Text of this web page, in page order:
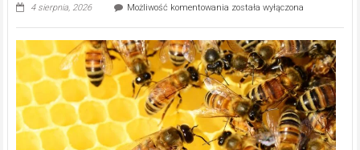
4 sierpnia, 2026 Możliwość komentowania Ekologiczne
Wręczyca
Wielka
z
dofinansowaniem
ponad
15,6
mln
na
została wyłączona